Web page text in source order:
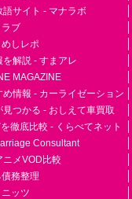
サイト - マナラボ
ブ
しレポ
解説 - すまアレ
MAGAZINE
情報 - カーライゼーション
つかる - おしえて車買取
徹底比較 - くらべてネット
Consultant
ニメVOD比較
務整理
ッツ